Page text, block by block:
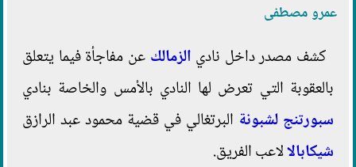
عمرو مصطفى
كشف مصدر داخل نادي الزمالك عن مفاجأة فيما يتعلق
بالعقوبة التي تعرض لها النادي بالأمس والخاصة بنادي
سبورتنج لشبونة البرتغالي في قضية محمود عبد الرازق
شيكابالالاعب الفريق.